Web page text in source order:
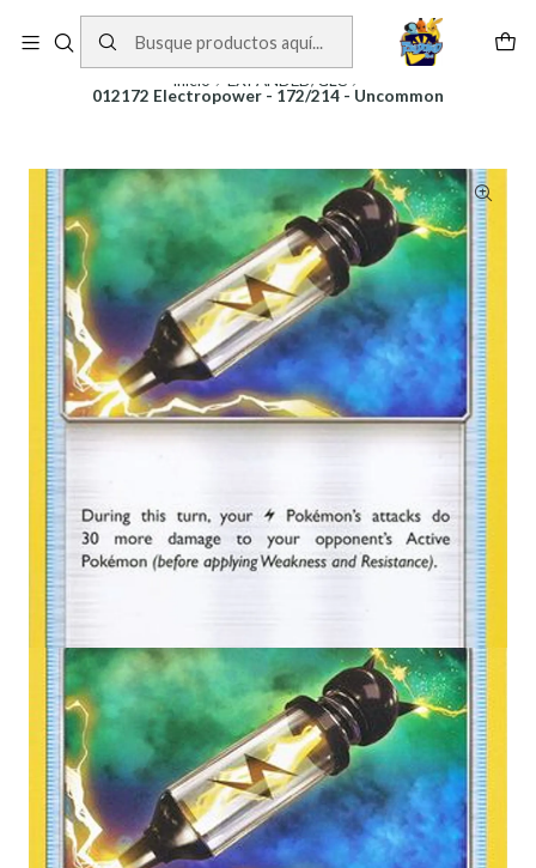
Inicio
EXPANDED/GLC
012172 Electropower - 172/214 - Uncommon